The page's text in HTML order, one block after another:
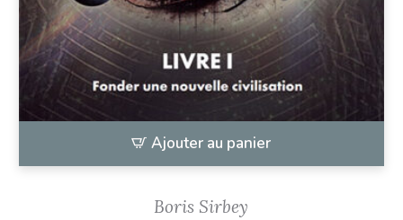
Ajouter au panier
Boris Sirbey